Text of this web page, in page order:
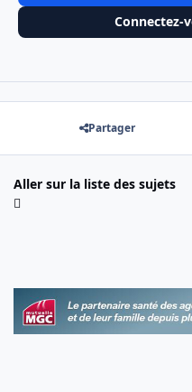
Connectez-
Partager
Aller sur la liste des sujets